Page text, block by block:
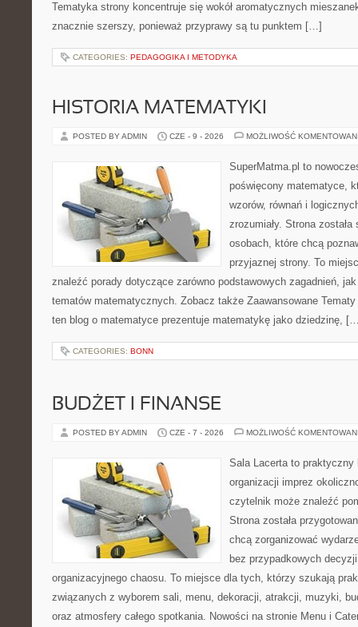
Tematyka strony koncentruje się wokół aromatycznych
znacznie szerszy, ponieważ przyprawy są tu punktem […]
CATEGORIES: PEDAGOGIKA I METODYKA
HISTORIA MATEMATYKI
POSTED BY ADMIN CZE - 9 - 2026 MOŻLIWOŚĆ
SuperMatma.pl to
poświęcony matematyce,
wzorów, równań i
zrozumiały. Strona
osobach, które chcą
przyjaznej strony. To
znaleźć porady dotyczące zarówno podstawowych zagadnień,
tematów matematycznych. Zobacz także Zaawansowane
ten blog o matematyce prezentuje matematykę jako dziedzinę,
CATEGORIES: BONN
BUDŻET I FINANSE
POSTED BY ADMIN CZE - 7 - 2026 MOŻLIWOŚĆ
Sala Lacerta to praktyczny
organizacji imprez
czytelnik może znaleźć
Strona została
chcą zorganizować
bez przypadkowych
organizacyjnego chaosu. To miejsce dla tych, którzy szukają
związanych z wyborem sali, menu, dekoracji, atrakcji, muzyki,
oraz atmosfery całego spotkania. Nowości na stronie Menu i